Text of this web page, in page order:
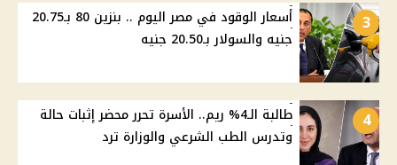
3
أسعار الوقود في مصر اليوم .. بنزين 80 بـ20.75
جنيه والسولار بـ20.50 جنيه
4
طالبة الـ4% ريم.. الأسرة تحرر محضر إثبات حالة
وتدرس الطب الشرعي والوزارة ترد